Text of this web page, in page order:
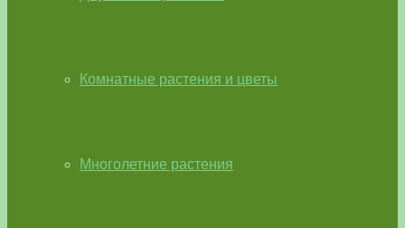
Комнатные растения и цветы
Многолетние растения